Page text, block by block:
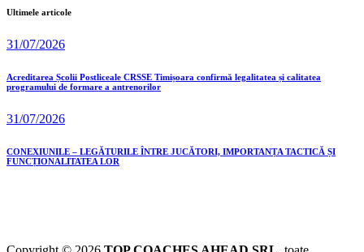
Ultimele articole
31/07/2026
Acreditarea Școlii Postliceale CRSSE Timișoara confirmă legalitatea și calitatea
programului de formare a antrenorilor
31/07/2026
CONEXIUNILE – LEGĂTURILE ÎNTRE JUCĂTORI, IMPORTANȚA TACTICĂ ȘI
FUNCȚIONALITATEA LOR